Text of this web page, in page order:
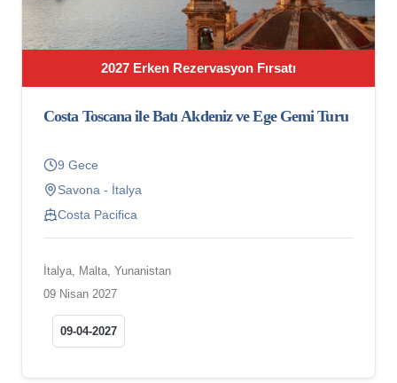
2027 Erken Rezervasyon Fırsatı
Costa Toscana ile Batı Akdeniz ve Ege Gemi Turu
9 Gece
Savona - İtalya
Costa Pacifica
İtalya, Malta, Yunanistan
09 Nisan 2027
09-04-2027